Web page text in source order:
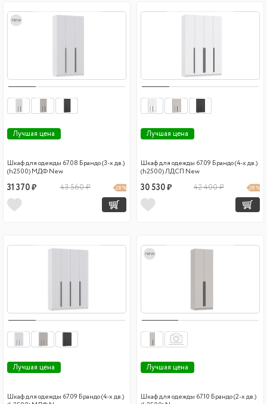
new
Лучшая цена
Шкаф для одежды 67.08 Брандо (3-х дв.)
(h2500) МДФ New
31 370 ₽ 43 560 ₽ 28 %
Лучшая цена
Шкаф для одежды 67.09 Брандо (4-х дв.)
(h2500) ЛДСП New
30 530 ₽ 42 400 ₽ 28 %
Лучшая цена
Шкаф для одежды 67.09 Брандо (4-х дв.)
new
Лучшая цена
Шкаф для одежды 67.10 Брандо (2-х дв.)